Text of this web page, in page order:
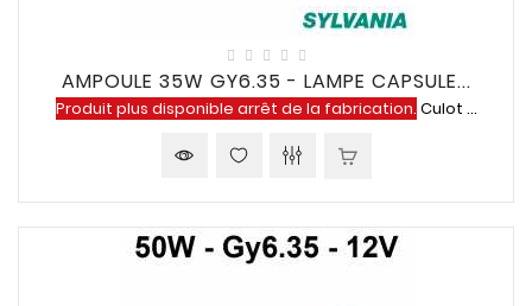
AMPOULE 35W GY6.35 - LAMPE CAPSULE...
Produit plus disponible arrêt de la fabrication. Culot ...